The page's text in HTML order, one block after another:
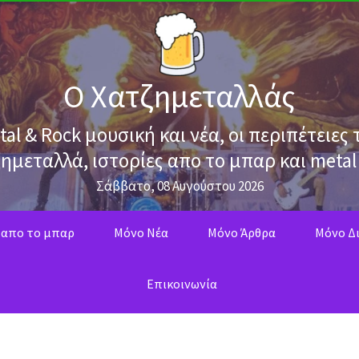
Ο Χατζημεταλλάς
& Rock μουσική και νέα, οι περιπέτειες
ιστορίες απο το μπαρ και
Σάββατο, 08 Αυγούστου 2026
απο το μπαρ Mόνο Νέα Mόνο Άρθρα Μόνο
Επικοινωνία